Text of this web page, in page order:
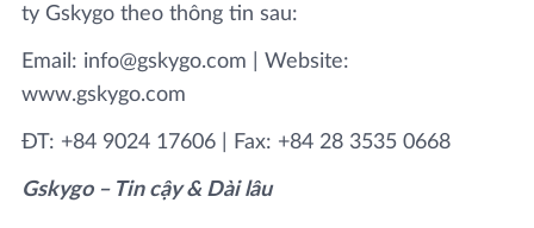
ty Gskygo theo thông tin sau:
Email: info@gskygo.com | Website:
www.gskygo.com
ĐT: +84 9024 17606 | Fax: +84 28 3535 0668
Gskygo – Tin cậy & Dài lâu